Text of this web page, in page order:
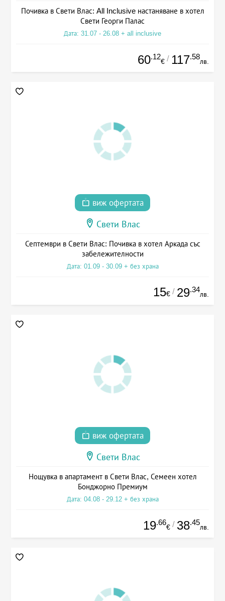
Почивка в Свети Влас: All Inclusive настаняване в хотел
Свети Георги Палас
Дата: 31.07 - 26.08 + all inclusive
60.12
€ / 117.58
лв.
виж офертата
Свети Влас
Септември в Свети Влас: Почивка в хотел Аркада със
забележителности
Дата: 01.09 - 30.09 + без храна
15€ / 29.34
лв.
виж офертата
Свети Влас
Нощувка в апартамент в Свети Влас, Семеен хотел
Бонджорно Премиум
Дата: 04.08 - 29.12 + без храна
19.66
€ / 38.45
лв.